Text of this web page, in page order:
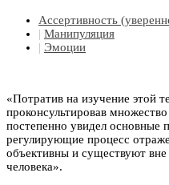
Ассертивность
| Манипуляция
| Эмоции
«Потратив на изучение этой
проконсультировав
постепенно увидел основные
регулирующие процесс
объективны и существуют вне
человека».